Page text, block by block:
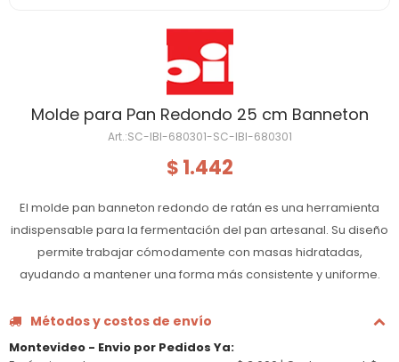
Molde para Pan Redondo 25 cm Banneton
SC-IBI-680301-SC-IBI-680301
$ 1.442
El molde pan banneton redondo de ratán es una herramienta
indispensable para la fermentación del pan artesanal. Su diseño
permite trabajar cómodamente con masas hidratadas,
ayudando a mantener una forma más consistente y uniforme.
Métodos y costos de envío
Montevideo - Envio por Pedidos Ya: